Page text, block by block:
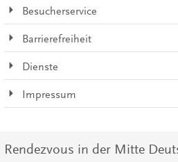
Besucherservice
Barrierefreiheit
Dienste
Impressum
Rendezvous in der Mitte